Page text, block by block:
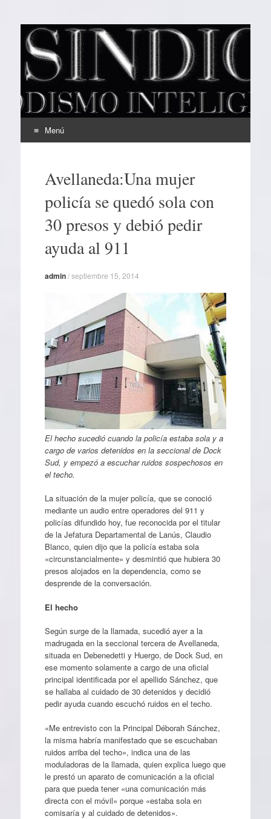
EL SINDICAL
Periodismo Inteligente
Menú
contenidoAvellaneda:Una mujer
policía se quedó sola con
30 presos y debió pedir
ayuda al 911
admin/septiembre 15, 2014
El hecho sucedió cuando la policía estaba sola y a
cargo de varios detenidos en la seccional de Dock
Sud, y empezó a escuchar ruidos sospechosos en
el techo.
La situación de la mujer policía, que se conoció
mediante un audio entre operadores del 911 y
policías difundido hoy, fue reconocida por el titular
de la Jefatura Departamental de Lanús, Claudio
Blanco, quien dijo que la policía estaba sola
«circunstancialmente» y desmintió que hubiera 30
presos alojados en la dependencia, como se
desprende de la conversación.
El hecho
Según surge de la llamada, sucedió ayer a la
madrugada en la seccional tercera de Avellaneda,
situada en Debenedetti y Huergo, de Dock Sud, en
ese momento solamente a cargo de una oficial
principal identificada por el apellido Sánchez, que
se hallaba al cuidado de 30 detenidos y decidió
pedir ayuda cuando escuchó ruidos en el techo.
«Me entrevisto con la Principal Déborah Sánchez,
la misma habría manifestado que se escuchaban
ruidos arriba del techo», indica una de las
moduladoras de la llamada, quien explica luego que
le prestó un aparato de comunicación a la oficial
para que pueda tener «una comunicación más
directa con el móvil» porque «estaba sola en
comisaría y al cuidado de detenidos».